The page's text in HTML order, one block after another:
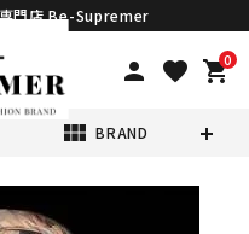
門店 Be-Supremer
person favorite 0
shopping_cart
view_module BRAND